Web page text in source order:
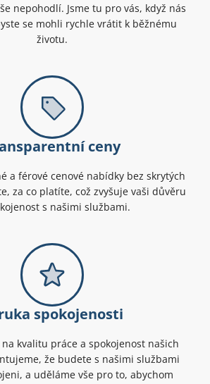
nepohodlí. Jsme tu pro vás, když nás
se mohli rychle vrátit k běžnému
životu.
ceny
a férové cenové nabídky bez skrytých
za co platíte, což zvyšuje vaši důvěru
s našimi službami.
spokojenosti
kvalitu práce a spokojenost našich
že budete s našimi službami
a uděláme vše pro to, abychom